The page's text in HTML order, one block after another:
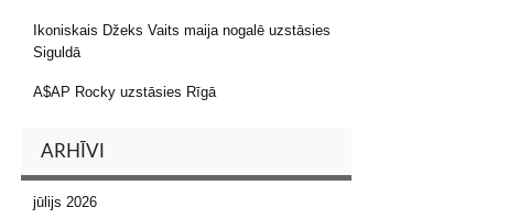
Ikoniskais Džeks Vaits maija nogalē uzstāsies
Siguldā
A$AP Rocky uzstāsies Rīgā
ARHĪVI
jūlijs 2026